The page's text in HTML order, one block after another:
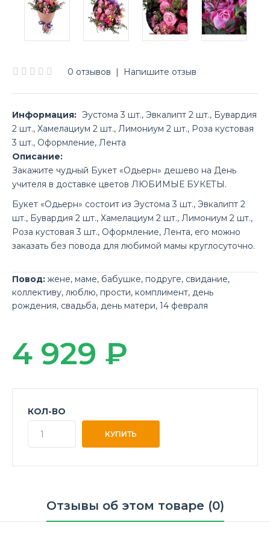
0 отзывов | Напишите отзыв
Информация: Эустома 3 шт., Эвкалипт 2 шт., Бувардия
2 шт., Хамелациум 2 шт., Лимониум 2 шт., Роза кустовая
3 шт., Оформление, Лента
Описание:
Закажите чудный Букет «Одьерн» дешево на День
учителя в доставке цветов ЛЮБИМЫЕ БУКЕТЫ.
Букет «Одьерн» состоит из Эустома 3 шт., Эвкалипт 2
шт., Бувардия 2 шт., Хамелациум 2 шт., Лимониум 2 шт.,
Роза кустовая 3 шт., Оформление, Лента, его можно
заказать без повода для любимой мамы круглосуточно.
Повод: жене, маме, бабушке, подруге, свидание,
коллективу, люблю, прости, комплимент, день
рождения, свадьба, день матери, 14 февраля
4 929 ₽
КОЛ-ВО
Отзывы об этом товаре (0)